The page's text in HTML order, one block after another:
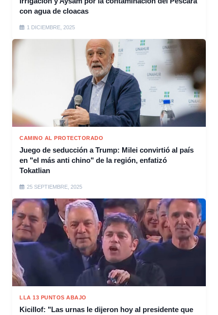
con agua de cloacas
1 DICIEMBRE, 2025
CAMINO AL PROTECTORADO
Juego de seducción a Trump: Milei convirtió al país
en "el más anti chino" de la región, enfatizó
Tokatlian
25 SEPTIEMBRE, 2025
LLA 13 PUNTOS ABAJO
Kicillof: "Las urnas le dijeron hoy al presidente que